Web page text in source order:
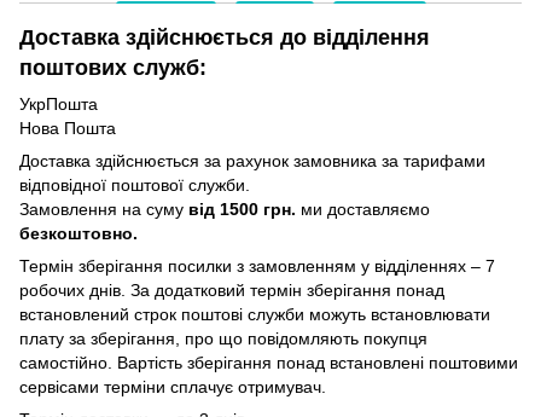
Доставка здійснюється до відділення
поштових служб:
УкрПошта
Нова Пошта
Доставка здійснюється за рахунок замовника за тарифами
відповідної поштової служби.
Замовлення на суму від 1500 грн. ми доставляємо
безкоштовно.
Термін зберігання посилки з замовленням у відділеннях – 7
робочих днів. За додатковий термін зберігання понад
встановлений строк поштові служби можуть встановлювати
плату за зберігання, про що повідомляють покупця
самостійно. Вартість зберігання понад вcтановлені поштовими
сервісами терміни сплачує отримувач.